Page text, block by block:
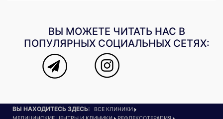
ВЫ МОЖЕТЕ ЧИТАТЬ НАС В
ПОПУЛЯРНЫХ СОЦИАЛЬНЫХ СЕТЯХ:
ВЫ НАХОДИТЕСЬ ЗДЕСЬ:
ВСЕ КЛИНИКИ